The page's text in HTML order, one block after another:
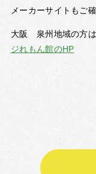
メーカーサイトもご
大阪 泉州地域の方は
ジれもん館のHP